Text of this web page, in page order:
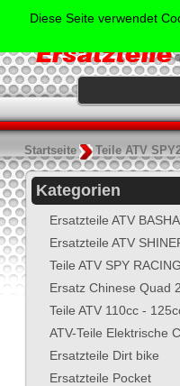
.
Startseite Teile ATV
Kategorien
Ersatzteile ATV
Ersatzteile ATV
Teile ATV SPY RACING
Ersatz Chinese Quad
Teile ATV 110cc -
ATV-Teile Elektrische
Ersatzteile Dirt bike
Ersatzteile Pocket
Diese Seite verwendet